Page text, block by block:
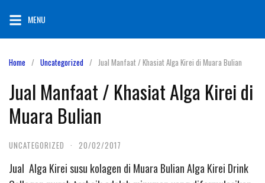
content
MENU
Home Uncategorized Jual Manfaat / Khasiat Alga Kirei di Muara Bulian
Jual Manfaat / Khasiat Alga Kirei di
Muara Bulian
UNCATEGORIZED · 20/02/2017
Jual Alga Kirei susu kolagen di Muara Bulian Alga Kirei Drink